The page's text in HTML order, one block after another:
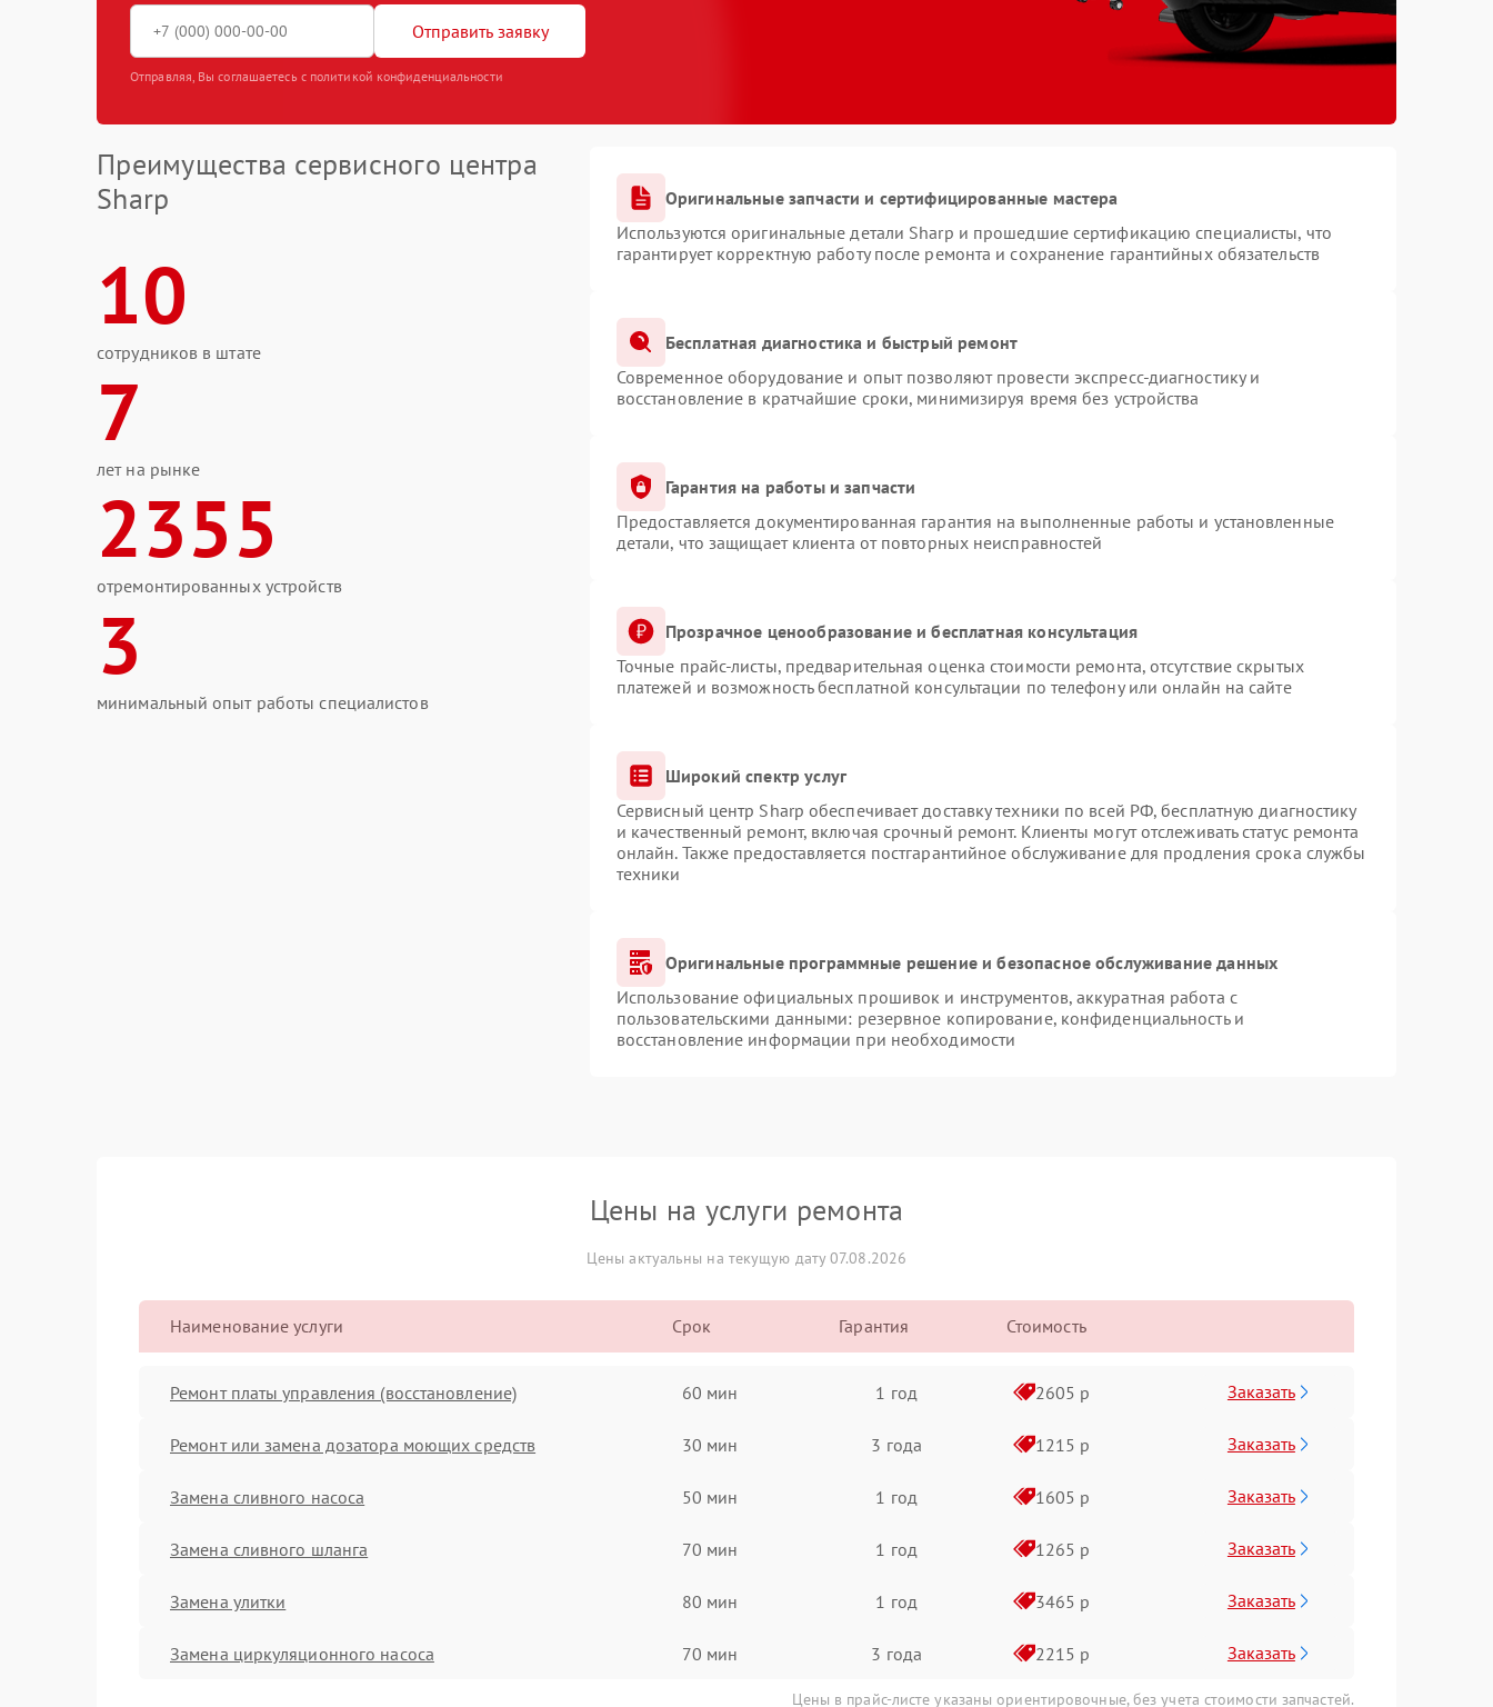
Отправить заявку
Отправляя, Вы соглашаетесь с политикой конфиденциальности
Преимущества сервисного центра
Sharp
10
сотрудников в штате
7
лет на рынке
2355
отремонтированных устройств
3
минимальный опыт работы специалистов
Оригинальные запчасти и сертифицированные мастера
Используются оригинальные детали Sharp и прошедшие сертификацию специалисты, что
гарантирует корректную работу после ремонта и сохранение гарантийных обязательств
Бесплатная диагностика и быстрый ремонт
Современное оборудование и опыт позволяют провести экспресс-диагностику и
восстановление в кратчайшие сроки, минимизируя время без устройства
Гарантия на работы и запчасти
Предоставляется документированная гарантия на выполненные работы и установленные
детали, что защищает клиента от повторных неисправностей
Прозрачное ценообразование и бесплатная консультация
Точные прайс-листы, предварительная оценка стоимости ремонта, отсутствие скрытых
платежей и возможность бесплатной консультации по телефону или онлайн на сайте
Широкий спектр услуг
Сервисный центр Sharp обеспечивает доставку техники по всей РФ, бесплатную диагностику
и качественный ремонт, включая срочный ремонт. Клиенты могут отслеживать статус ремонта
онлайн. Также предоставляется постгарантийное обслуживание для продления срока службы
техники
Оригинальные программные решение и безопасное обслуживание данных
Использование официальных прошивок и инструментов, аккуратная работа с
пользовательскими данными: резервное копирование, конфиденциальность и
восстановление информации при необходимости
Цены на услуги ремонта
Цены актуальны на текущую дату 07.08.2026
Наименование услуги Срок Гарантия Стоимость
Ремонт платы управления (восстановление) 60 мин 1 год 2605 р Заказать
Ремонт или замена дозатора моющих средств 30 мин 3 года 1215 р Заказать
Замена сливного насоса 50 мин 1 год 1605 р Заказать
Замена сливного шланга 70 мин 1 год 1265 р Заказать
Замена улитки 80 мин 1 год 3465 р Заказать
Замена циркуляционного насоса 70 мин 3 года 2215 р Заказать
Цены в прайс-листе указаны ориентировочные, без учета стоимости запчастей.